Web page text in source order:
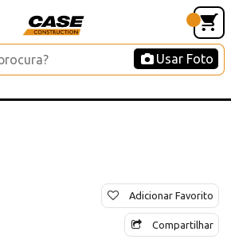
Usar Foto
Adicionar Favorito
Compartilhar